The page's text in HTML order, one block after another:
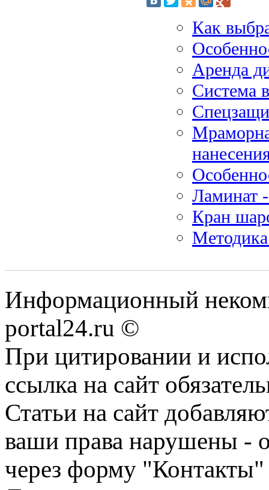
Как
Аренда
Система
Ламинат
Кран
Информационный
portal24.ru ©
При цитировании и
ссылка на сайт
Статьи на сайт
ваши права нарушены -
через форму "Контакты"